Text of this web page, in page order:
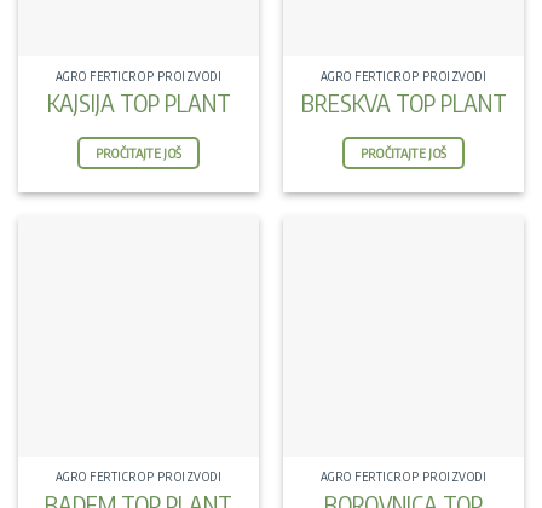
AGRO FERTICROP PROIZVODI
KAJSIJA TOP PLANT
PROČITAJTE JOŠ
AGRO FERTICROP PROIZVODI
BRESKVA TOP PLANT
PROČITAJTE JOŠ
AGRO FERTICROP PROIZVODI AGRO FERTICROP PROIZVODI